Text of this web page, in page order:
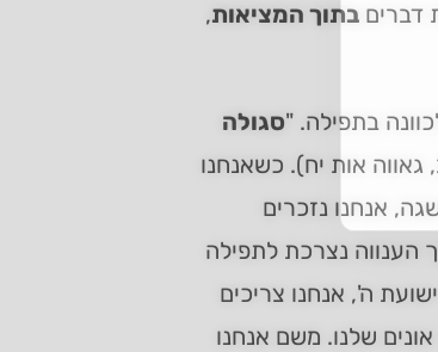
דברים בתוך המציאות,
בתפילה. "סגולה
אות יח). כשאנחנו
אנחנו נזכרים
הענווה נצרכת לתפילה
ה', אנחנו צריכים
שלנו. משם אנחנו